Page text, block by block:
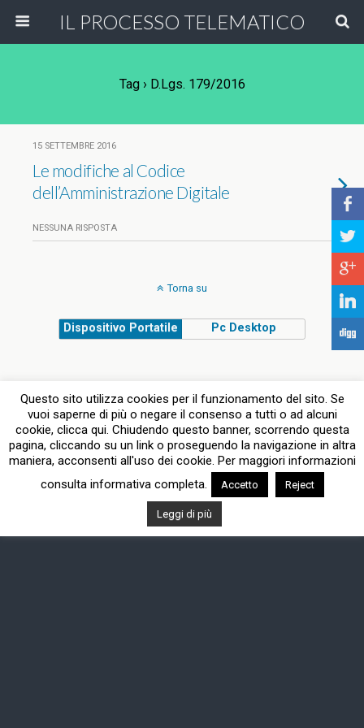
IL PROCESSO TELEMATICO
Tag › D.lgs. 179/2016
15 SETTEMBRE 2016
Le modifiche al Codice
dell’Amministrazione Digitale
NESSUNA RISPOSTA
Torna su
Dispositivo Portatile Pc Desktop
Questo sito utilizza cookies per il funzionamento del sito. Se
vuoi saperne di più o negare il consenso a tutti o ad alcuni
cookie, clicca qui. Chiudendo questo banner, scorrendo questa
pagina, cliccando su un link o proseguendo la navigazione in altra
maniera, acconsenti all'uso dei cookie. Per maggiori informazioni
consulta informativa completa.
Accetto Reject
Leggi di più
b
a
c
j
F